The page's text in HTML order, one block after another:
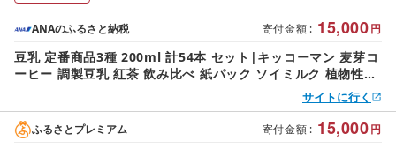
寄付金額 : 15,000円
ANAのふるさと納税
豆乳 定番商品3種 200ml 計54本 セット|キッコーマン 麦芽コ
ーヒー 調製豆乳 紅茶 飲み比べ 紙パック ソイミルク 植物性ミ
ルク 飲み物 飲料 ドリンク 豆乳コーヒー コレステロール ゼロ
200 健康 美容
サイトに行く
寄付金額 : 15,000円
ふるさとプレミアム